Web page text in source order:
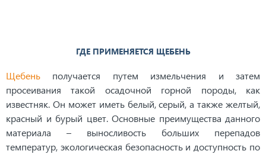
ГДЕ ПРИМЕНЯЕТСЯ ЩЕБЕНЬ
Щебень получается путем измельчения и затем
просеивания такой осадочной горной породы, как
известняк. Он может иметь белый, серый, а также желтый,
красный и бурый цвет. Основные преимущества данного
материала – выносливость больших перепадов
температур, экологическая безопасность и доступность по